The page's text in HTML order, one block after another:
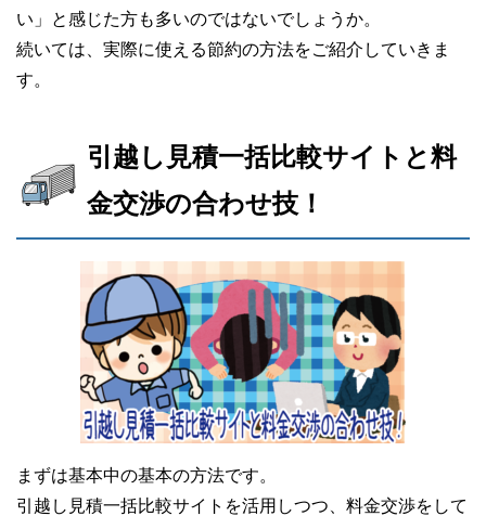
い」と感じた方も多いのではないでしょうか。
続いては、実際に使える節約の方法をご紹介していきま
す。
引越し見積一括比較サイトと料
金交渉の合わせ技！
まずは基本中の基本の方法です。
引越し見積一括比較サイトを活用しつつ、料金交渉をして